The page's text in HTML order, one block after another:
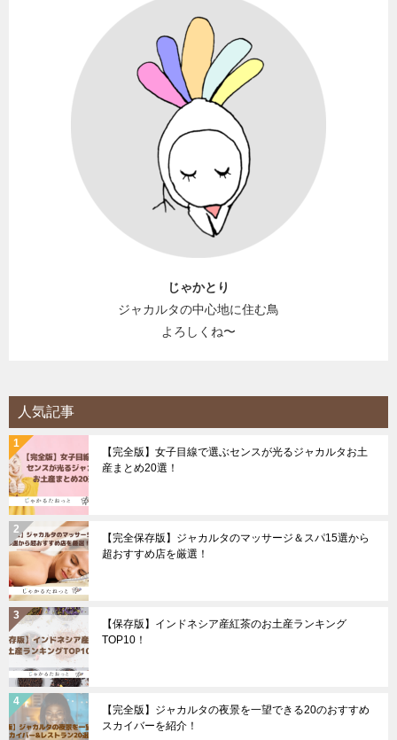
じゃかとり
ジャカルタの中心地に住む鳥
よろしくね〜
人気記事
【完全版】女子目線で選ぶセンスが光るジャカルタお土
産まとめ20選！
【完全保存版】ジャカルタのマッサージ＆スパ15選から
超おすすめ店を厳選！
【保存版】インドネシア産紅茶のお土産ランキング
TOP10！
【完全版】ジャカルタの夜景を一望できる20のおすすめ
スカイバーを紹介！